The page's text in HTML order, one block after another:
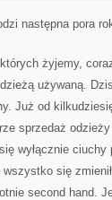
następna pora
żyjemy,
używaną.
Już od
sprzedaż
wyłącznie
wszystko się
second hand.